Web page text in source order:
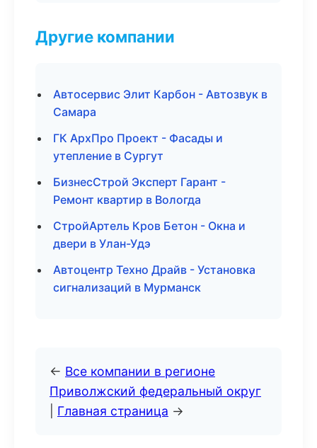
Другие компании
Автосервис Элит Карбон - Автозвук в
Самара
ГК АрхПро Проект - Фасады и
утепление в Сургут
БизнесСтрой Эксперт Гарант -
Ремонт квартир в Вологда
СтройАртель Кров Бетон - Окна и
двери в Улан-Удэ
Автоцентр Техно Драйв - Установка
сигнализаций в Мурманск
← Все компании в регионе
Приволжский федеральный округ
Главная страница →